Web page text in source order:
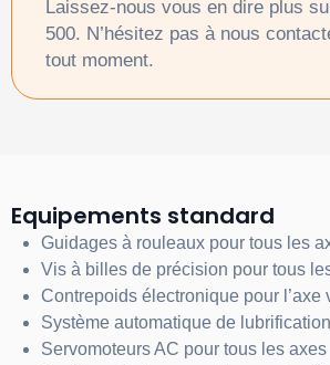
Laissez-nous vous en dire plus
500. N’hésitez pas à nous
tout moment.
Equipements standard
Guidages à rouleaux pour tous les
Vis à billes de précision pour tous
Contrepoids électronique pour l’axe
Système automatique de
Servomoteurs AC pour tous les axes